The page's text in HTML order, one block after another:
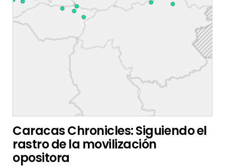
Caracas Chronicles: Siguiendo el
rastro de la movilización
opositora